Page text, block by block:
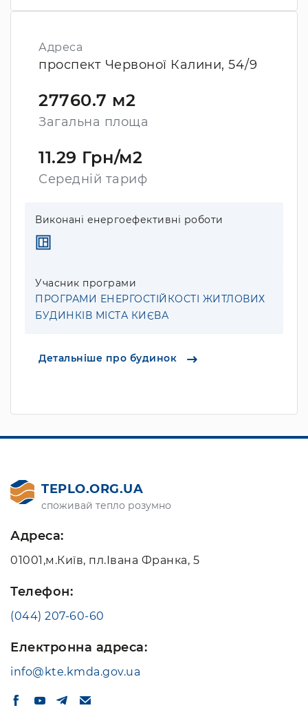
Адреса
проспект Червоної Калини, 54/9
27760.7 м2
Загальна площа
11.29 Грн/м2
Середній тариф
Виконані енергоефективні роботи
Учасник програми
ПРОГРАМИ ЕНЕРГОСТІЙКОСТІ ЖИТЛОВИХ
БУДИНКІВ МІСТА КИЄВА
Детальніше про будинок
TEPLO.ORG.UA
споживай тепло розумно
Адреса:
01001,м.Київ, пл.Івана Франка, 5
Телефон:
(044) 207-60-60
Електронна адреса:
info@kte.kmda.gov.ua